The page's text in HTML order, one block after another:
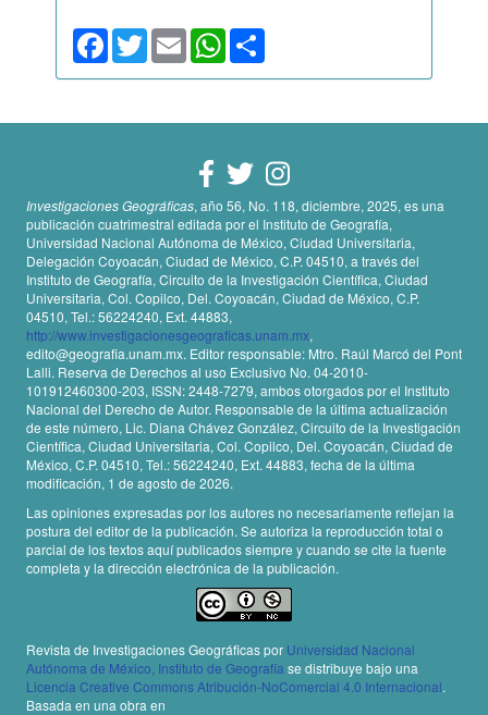
Facebook
TwitterEmail WhatsApp
Investigaciones Geográficas, año 56, No. 118, diciembre, 2025, es una
publicación cuatrimestral editada por el Instituto de Geografía,
Universidad Nacional Autónoma de México, Ciudad Universitaria,
Delegación Coyoacán, Ciudad de México, C.P. 04510, a través del
Instituto de Geografía, Circuito de la Investigación Científica, Ciudad
Universitaria, Col. Copilco, Del. Coyoacán, Ciudad de México, C.P.
04510, Tel.: 56224240, Ext. 44883,
http://www.investigacionesgeograficas.unam.mx,
edito@geografia.unam.mx. Editor responsable: Mtro. Raúl Marcó del Pont
Lalli. Reserva de Derechos al uso Exclusivo No. 04-2010-
101912460300-203, ISSN: 2448-7279, ambos otorgados por el Instituto
Nacional del Derecho de Autor. Responsable de la última actualización
de este número, Lic. Diana Chávez González, Circuito de la Investigación
Científica, Ciudad Universitaria, Col. Copilco, Del. Coyoacán, Ciudad de
México, C.P. 04510, Tel.: 56224240, Ext. 44883, fecha de la última
modificación, 1 de agosto de 2026.
Las opiniones expresadas por los autores no necesariamente reflejan la
postura del editor de la publicación. Se autoriza la reproducción total o
parcial de los textos aquí publicados siempre y cuando se cite la fuente
completa y la dirección electrónica de la publicación.
Revista de Investigaciones Geográficas por Universidad Nacional
Autónoma de México, Instituto de Geografía se distribuye bajo una
Licencia Creative Commons Atribución-NoComercial 4.0 Internacional.
Basada en una obra en